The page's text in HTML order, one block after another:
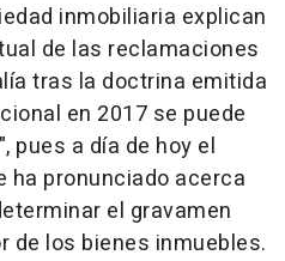
inmobiliaria explican
de las reclamaciones
tras la doctrina emitida
en 2017 se puede
pues a día de hoy el
ha pronunciado acerca
el gravamen
de los bienes inmuebles.